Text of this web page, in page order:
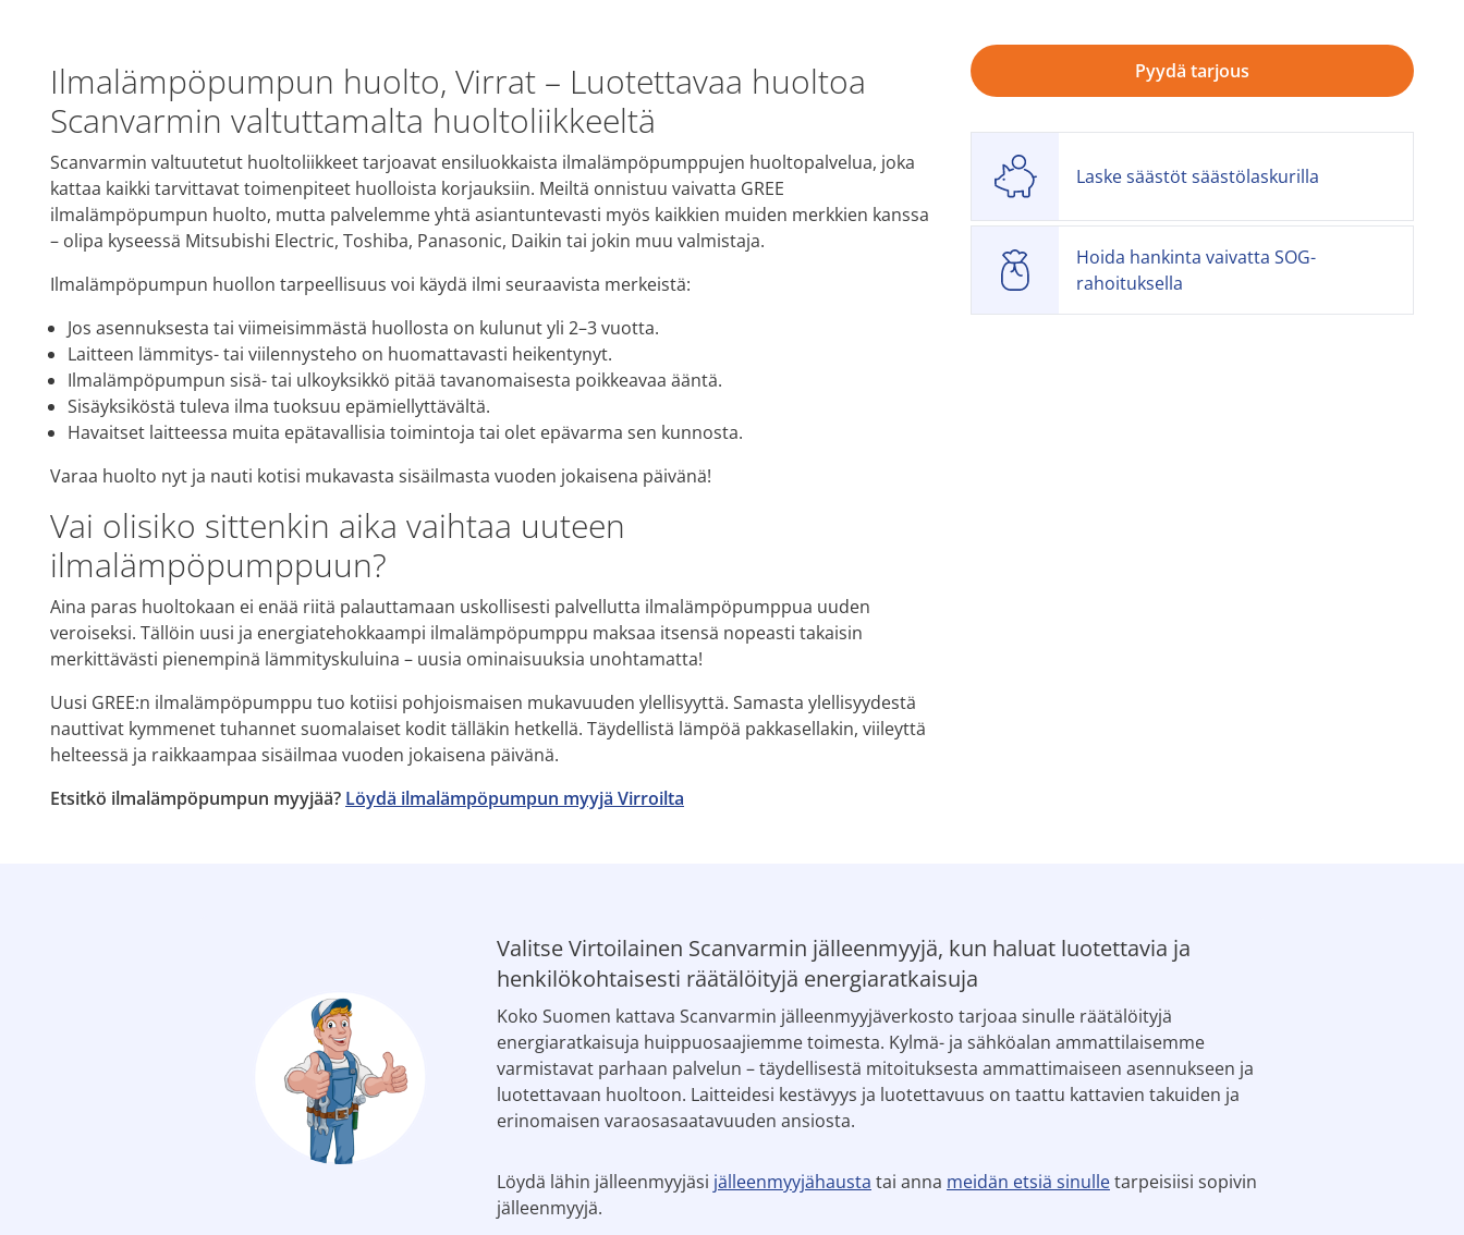
Pyydä tarjous
Laske säästöt säästölaskurilla
Hoida hankinta vaivatta SOG-
rahoituksella
Ilmalämpöpumpun huolto, Virrat – Luotettavaa huoltoa
Scanvarmin valtuttamalta huoltoliikkeeltä
Scanvarmin valtuutetut huoltoliikkeet tarjoavat ensiluokkaista ilmalämpöpumppujen huoltopalvelua, joka
kattaa kaikki tarvittavat toimenpiteet huolloista korjauksiin. Meiltä onnistuu vaivatta GREE
ilmalämpöpumpun huolto, mutta palvelemme yhtä asiantuntevasti myös kaikkien muiden merkkien kanssa
– olipa kyseessä Mitsubishi Electric, Toshiba, Panasonic, Daikin tai jokin muu valmistaja.
Ilmalämpöpumpun huollon tarpeellisuus voi käydä ilmi seuraavista merkeistä:
Jos asennuksesta tai viimeisimmästä huollosta on kulunut yli 2–3 vuotta.
Laitteen lämmitys- tai viilennysteho on huomattavasti heikentynyt.
Ilmalämpöpumpun sisä- tai ulkoyksikkö pitää tavanomaisesta poikkeavaa ääntä.
Sisäyksiköstä tuleva ilma tuoksuu epämiellyttävältä.
Havaitset laitteessa muita epätavallisia toimintoja tai olet epävarma sen kunnosta.
Varaa huolto nyt ja nauti kotisi mukavasta sisäilmasta vuoden jokaisena päivänä!
Vai olisiko sittenkin aika vaihtaa uuteen
ilmalämpöpumppuun?
Aina paras huoltokaan ei enää riitä palauttamaan uskollisesti palvellutta ilmalämpöpumppua uuden
veroiseksi. Tällöin uusi ja energiatehokkaampi ilmalämpöpumppu maksaa itsensä nopeasti takaisin
merkittävästi pienempinä lämmityskuluina – uusia ominaisuuksia unohtamatta!
Uusi GREE:n ilmalämpöpumppu tuo kotiisi pohjoismaisen mukavuuden ylellisyyttä. Samasta ylellisyydestä
nauttivat kymmenet tuhannet suomalaiset kodit tälläkin hetkellä. Täydellistä lämpöä pakkasellakin, viileyttä
helteessä ja raikkaampaa sisäilmaa vuoden jokaisena päivänä.
Etsitkö ilmalämpöpumpun myyjää? Löydä ilmalämpöpumpun myyjä Virroilta
Valitse Virtoilainen Scanvarmin jälleenmyyjä, kun haluat luotettavia ja
henkilökohtaisesti räätälöityjä energiaratkaisuja
Koko Suomen kattava Scanvarmin jälleenmyyjäverkosto tarjoaa sinulle räätälöityjä
energiaratkaisuja huippuosaajiemme toimesta. Kylmä- ja sähköalan ammattilaisemme
varmistavat parhaan palvelun – täydellisestä mitoituksesta ammattimaiseen asennukseen ja
luotettavaan huoltoon. Laitteidesi kestävyys ja luotettavuus on taattu kattavien takuiden ja
erinomaisen varaosasaatavuuden ansiosta.
Löydä lähin jälleenmyyjäsi jälleenmyyjähausta tai anna meidän etsiä sinulletarpeisiisi sopivin
jälleenmyyjä.